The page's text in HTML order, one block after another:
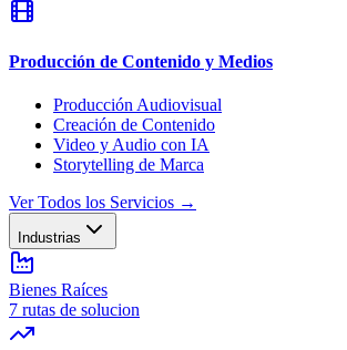
Producción de Contenido y Medios
Producción Audiovisual
Creación de Contenido
Video y Audio con IA
Storytelling de Marca
Ver Todos los Servicios →
Industrias
Bienes Raíces
7 rutas de solucion